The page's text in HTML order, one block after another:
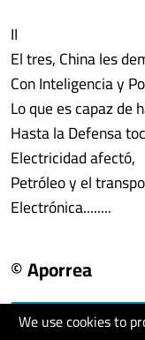
We use cookies to
II
El tres, China les
Con Inteligencia y
Lo que es capaz de
Hasta la Defensa
Electricidad afectó,
Petróleo y el
Electrónica........
© Aporrea